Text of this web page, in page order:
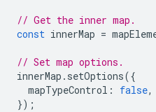
// Get the inner map.
const innerMap =
// Set map options.
innerMap . setOptions({
mapTypeControl : false,
});